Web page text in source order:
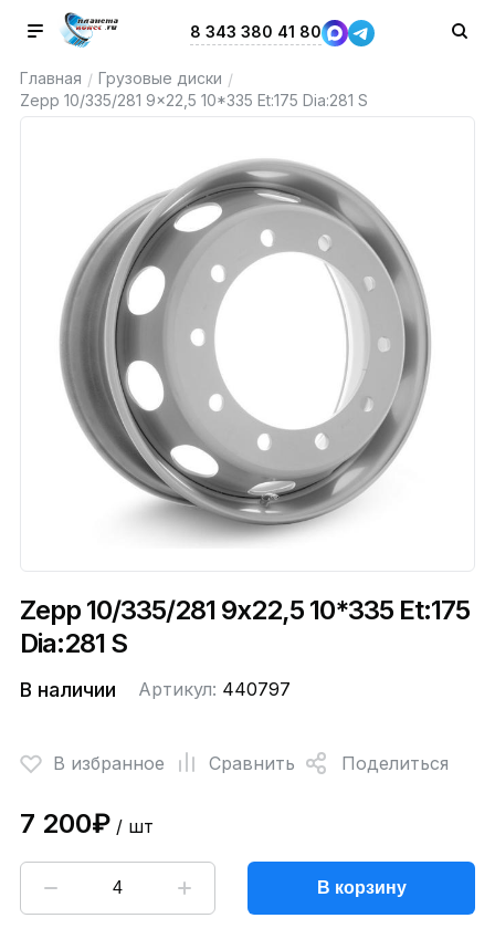
8 343 380 41 80
Главная / Грузовые диски /
Zepp 10/335/281 9x22,5 10*335 Et:175 Dia:281 S
Zepp 10/335/281 9x22,5 10*335 Et:175
Dia:281 S
В наличии Артикул: 440797
В избранное Сравнить Поделиться
7 200₽/ шт
В корзину